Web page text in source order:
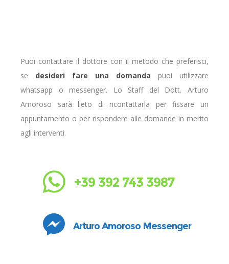
Puoi contattare il dottore con il metodo che preferisci,
se desideri fare una domanda puoi utilizzare
whatsapp o messenger. Lo Staff del Dott. Arturo
Amoroso sarà lieto di ricontattarla per fissare un
appuntamento o per rispondere alle domande in merito
agli interventi.
+39 392 743 3987
Arturo Amoroso Messenger